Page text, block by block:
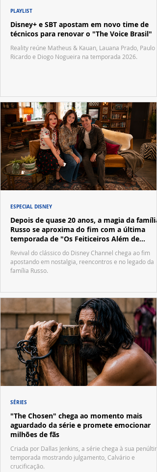
Disney+ e SBT apostam em novo time de
técnicos para renovar o "The Voice Brasil"
Reality reúne Matheus & Kauan, Lauana Prado, Paulo
Ricardo e Diogo Nogueira na temporada 2026.
PLAYLIST
Depois de quase 20 anos, a magia da família
Russo se aproxima do fim com a última
temporada de "Os Feiticeiros Além de
Waverly Place"
Revival do clássico do Disney Channel chega ao fim
apostando em nostalgia, reencontros e no legado da
família Russo.
ESPECIAL DISNEY
"The Chosen" chega ao momento mais
aguardado da série e promete emocionar
milhões de fãs
Criada por Dallas Jenkins, a série chega à sua
temporada mostrando julgamento, Calvário e
crucificação.
SÉRIES